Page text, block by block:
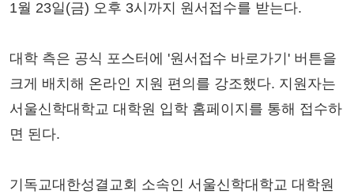
1월 23일(금) 오후 3시까지 원서접수를 받는다.
대학 측은 공식 포스터에 '원서접수 바로가기' 버튼을
크게 배치해 온라인 지원 편의를 강조했다. 지원자는
서울신학대학교 대학원 입학 홈페이지를 통해 접수하
면 된다.
기독교대한성결교회 소속인 서울신학대학교 대학원